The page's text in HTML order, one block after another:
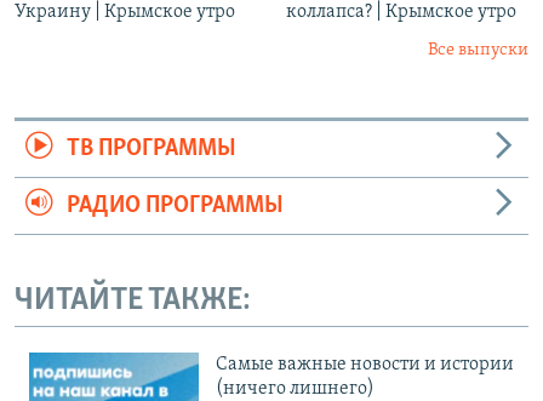
Украину | Крымское утро
коллапса? | Крымское утро
Все выпуски
ТВ ПРОГРАММЫ
РАДИО ПРОГРАММЫ
ЧИТАЙТЕ ТАКЖЕ:
Cамые важные новости и истории
(ничего лишнего)